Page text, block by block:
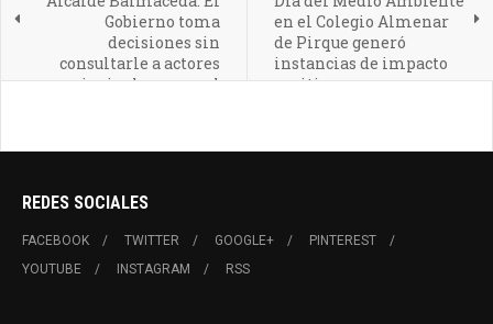
Gobierno toma
decisiones sin
consultarle a actores
principales como el
en el Colegio Almenar
de Pirque generó
instancias de impacto
positivo
REDES SOCIALES
FACEBOOK TWITTER GOOGLE+
PINTEREST
YOUTUBE
INSTAGRAM RSS